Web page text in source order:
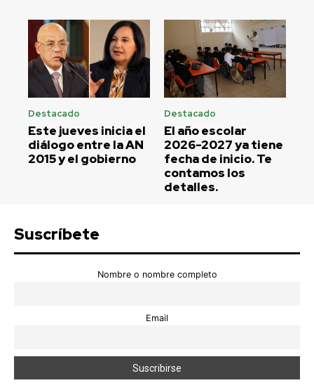
Destacado
Este jueves inicia el
diálogo entre la AN
2015 y el gobierno
Destacado
El año escolar
2026-2027 ya tiene
fecha de inicio. Te
contamos los
detalles.
Suscríbete
Nombre o nombre completo
Email